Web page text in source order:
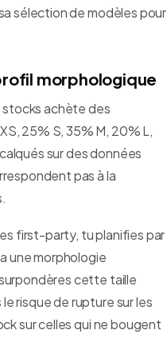
sélection de modèles pour
morphologique
achète des
25% S, 35% M, 20% L,
sur des données
pas à la
first-party, tu planifies par
une morphologie
cette taille
risque de rupture sur les
sur celles qui ne bougent